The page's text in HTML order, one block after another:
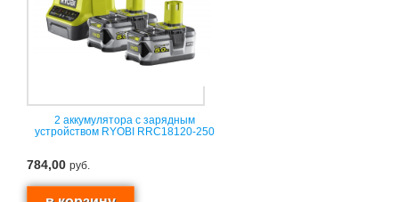
2 аккумулятора с зарядным
устройством RYOBI RRC18120-250
784,00 руб.